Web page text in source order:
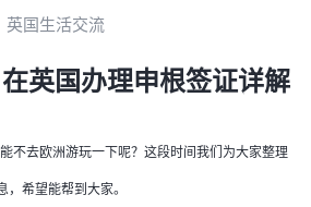
英国生活交流
英国办理申根签证详解
去欧洲游玩一下呢？这段时间我们为大家整理
希望能帮到大家。